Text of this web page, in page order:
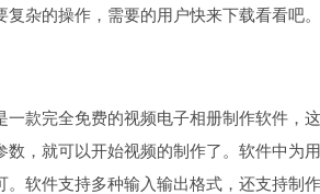
杂的操作，需要的用户快来下载看看吧。
一款完全免费的视频电子相册制作软件，
数，就可以开始视频的制作了。软件中为
。软件支持多种输入输出格式，还支持制